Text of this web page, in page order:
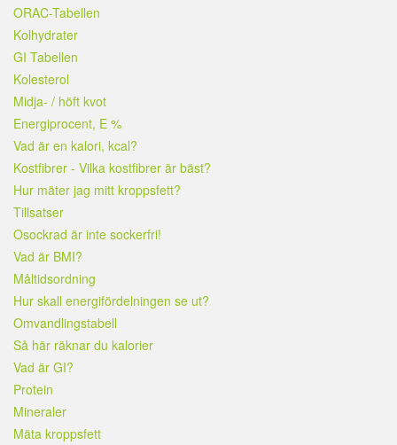
ORAC-Tabellen
Kolhydrater
GI Tabellen
Kolesterol
Midja- / höft kvot
Energiprocent, E %
Vad är en kalori, kcal?
Kostfibrer - Vilka kostfibrer är bäst?
Hur mäter jag mitt kroppsfett?
Tillsatser
Osockrad är inte sockerfri!
Vad är BMI?
Måltidsordning
Hur skall energifördelningen se ut?
Omvandlingstabell
Så här räknar du kalorier
Vad är GI?
Protein
Mineraler
Mäta kroppsfett